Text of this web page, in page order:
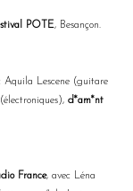
POTE, Besançon.
Aquila Lescene (guitare
d*am*nt
France, avec Léna